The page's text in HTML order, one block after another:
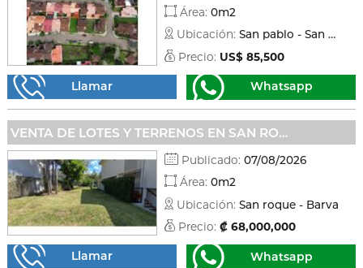
Área: 0m2
Ubicación:
San pablo - San pablo
Precio: US$ 85,500
Llamar Whatsapp
VENTA DE LOTES Y TERRENOS EN SAN ROQUE - BARVA
Publicado: 07/08/2026
Área: 0m2
Ubicación: San roque - Barva
Precio: ₡ 68,000,000
Llamar Whatsapp